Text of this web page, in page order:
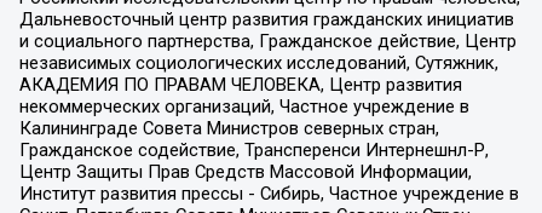
Дальневосточный центр развития гражданских инициатив
и социального партнерства, Гражданское действие, Центр
независимых социологических исследований, Сутяжник,
АКАДЕМИЯ ПО ПРАВАМ ЧЕЛОВЕКА, Центр развития
некоммерческих организаций, Частное учреждение в
Калининграде Совета Министров северных стран,
Гражданское содействие, Трансперенси Интернешнл-Р,
Центр Защиты Прав Средств Массовой Информации,
Институт развития прессы - Сибирь, Частное учреждение в